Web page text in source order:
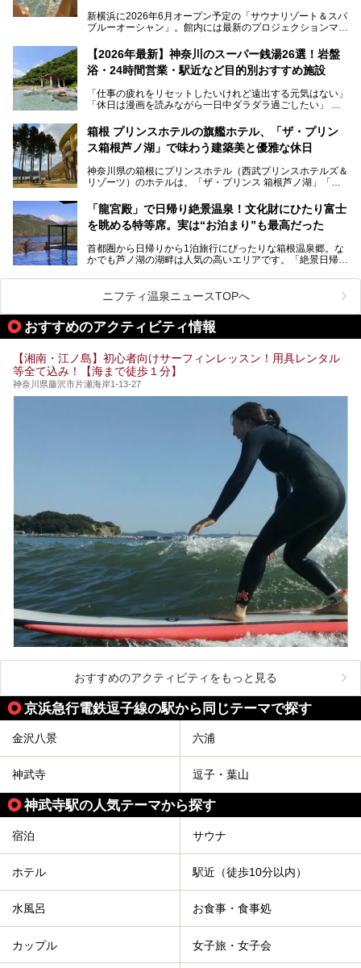
新横浜に2026年6月オープン予定の「サウナリゾート＆スパ
ブルーオーシャン」。館内には最新のプロジェクションマッ
的な“没入感（イマーシブ）”を体験できます。
今回は、そんな大注目の施設に一足先にお邪魔し、その全貌
を見学させていただきました！
サウナ室の中に咲き誇る桜、魚たちが泳ぐ水風呂、そしてバ
リのビーチを思わせる休憩スペース…。驚きの連続だった館
内の様子をレポートします！
【2026年最新】神奈川のスーパー銭湯26選！岩盤
浴・24時間営業・駅近など目的別おすすめ施設
「仕事の疲れをリセットしたいけれど遠出する元気はない」
「休日は漫画を読みながら一日中ダラダラ過ごしたい」
たい」
そんな「癒やされたい」という願いを叶えてくれるのが、神
神奈川県には、サウナや岩盤浴、一日中遊べるエンタメ施設
など、“非日常”を味わえるスーパー銭湯が数多く揃っていま
う」という人も多いはず。
そこで今回は、神奈川県内の人気施設26選を「安さ」「岩
業」「駅近」など、目的別に厳選して紹介します。
今の気分にぴったりの施設を見つけて、最高のリフレッシュ
箱根 プリンスホテルの旗艦ホテル、「ザ・プリン
ス箱根芦ノ湖」で味わう建築美と優雅な休日
神奈川県の箱根にプリンスホテル（西武プリンスホテルズ＆
リゾーツ）のホテルは、「ザ・プリンス 箱根芦ノ湖」「芦
「箱根仙石原プリンスホテル」と4軒あり、今回ご紹介する
「ザ・プリンス 箱根芦ノ湖」は、その中でもフラッグシッ
プ（旗艦）に位置づけられる特別なホテルです。
昭和の日本を代表する建築家の一人、村野藤吾が芦ノ湖の畔
に建てた桃源郷のようなホテルがここ。自家源泉の温泉や、
提供元：株式会社西武・プリンスホテルズワールドワイド
【PR】
この記事はザ・プリンス 箱根芦ノ湖のPR記事です。
「龍宮殿」で日帰り絶景温泉！文化財にひたり富士
を眺める特等席。実は“お泊まり”も最高だった
首都圏から日帰りから1泊旅行にぴったりな箱根温泉郷。な
かでも芦ノ湖の湖畔は人気の高いエリアです。「絶景日帰り
が楽しめるまさに眺望自慢の日帰り温泉。
そしてここは全24室の「箱根 芦ノ湖畔蛸川温泉 龍宮殿」と
して宿泊もできます。宿泊者は「龍宮殿本館」の営業時間に
加えて、朝6時からの宿泊者専用時間帯にも「龍宮殿本館」
のお風呂が利用できます。
今回は日帰り温泉としての「絶景日帰り温泉 龍宮殿本館
（以下、龍宮殿本館）」と、旅館としての「箱根 芦ノ湖畔
蛸川温泉 龍宮殿（以下、龍宮殿）」の両方の魅力をたっぷ
りお伝えします！
ここは箱根神社、九頭龍神社、白龍神社、箱根元宮と箱根の
4つの神社に囲まれたパワースポットです。
提供元：株式会社西武・プリンスホテルズワールドワイド
この記事は箱根 芦ノ湖畔蛸川温泉 龍宮殿のPR記事です。
ニフティ温泉ニュースTOPへ
おすすめのアクティビティ情報
【湘南・江ノ島】初心者向けサーフィンレッスン！用具レンタル
等全て込み！【海まで徒歩１分】
神奈川県藤沢市片瀬海岸1-13-27
おすすめのアクティビティをもっと見る
京浜急行電鉄逗子線の駅から同じテーマで探す
金沢八景 六浦
神武寺 逗子・葉山
神武寺駅の人気テーマから探す
宿泊 サウナ
ホテル 駅近（徒歩10分以内）
水風呂 お食事・食事処
カップル 女子旅・女子会